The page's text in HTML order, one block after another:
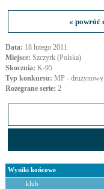
« powróć
Data: 18 lutego 2011
Miejsce: Szczyrk (Polska)
Skocznia: K-95
Typ konkursu: MP - drużynowy
Rozegrane serie: 2
Wyniki końcowe
klub